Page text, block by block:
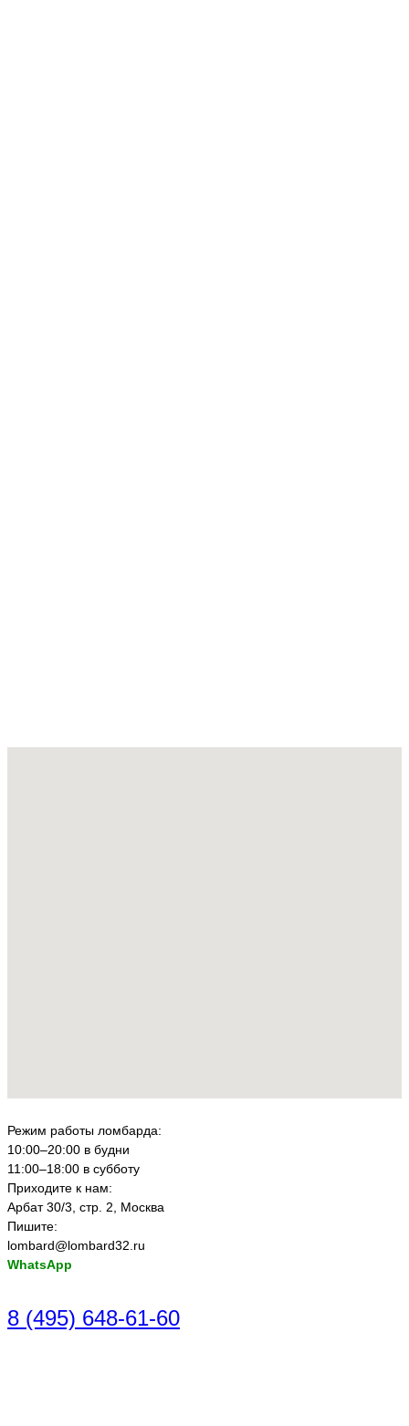
Режим работы ломбарда:
10:00–20:00 в будни
11:00–18:00 в субботу
Приходите к нам:
Арбат 30/3, стр. 2, Москва
Пишите:
lombard@lombard32.ru
WhatsApp
8 (495) 648-61-60